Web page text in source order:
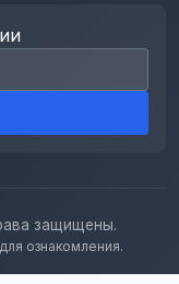
защищены.
ознакомления.